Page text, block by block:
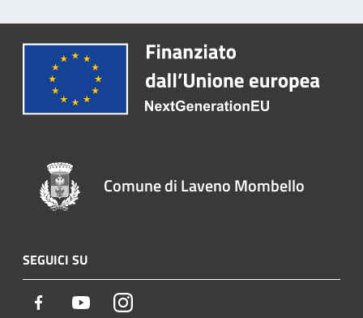
Comune di Laveno Mombello
SEGUICI SU
Facebook YoutubeInstagram